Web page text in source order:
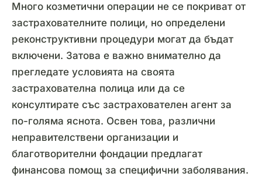
Много козметични операции не се покриват от
застрахователните полици, но определени
реконструктивни процедури могат да бъдат
включени. Затова е важно внимателно да
прегледате условията на своята
застрахователна полица или да се
консултирате със застрахователен агент за
по-голяма яснота. Освен това, различни
неправителствени организации и
благотворителни фондации предлагат
финансова помощ за специфични заболявания.